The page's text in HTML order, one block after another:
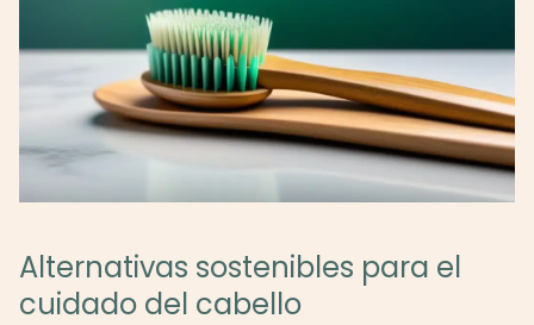
Alternativas sostenibles para el
cuidado del cabello